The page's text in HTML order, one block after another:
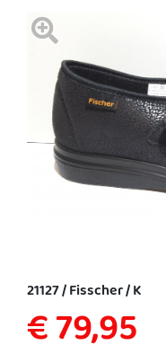
21127 / Fisscher / K
€ 79,95